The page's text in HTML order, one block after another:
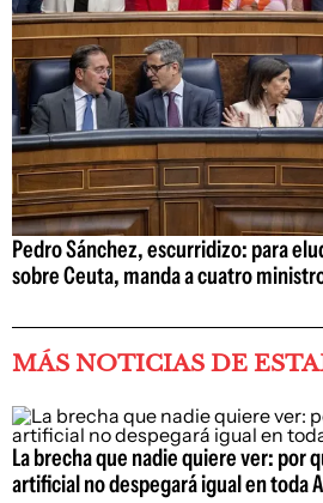
Pedro Sánchez, escurridizo: para
sobre Ceuta, manda a cuatro
MÁS NOTICIAS DE
La brecha que nadie quiere ver: por
artificial no despegará igual en toda